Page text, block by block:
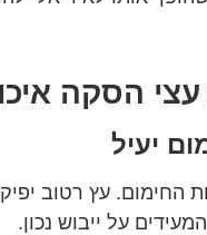
הסקה
יעיל
החימום. עץ רטוב
על ייבוש נכון.